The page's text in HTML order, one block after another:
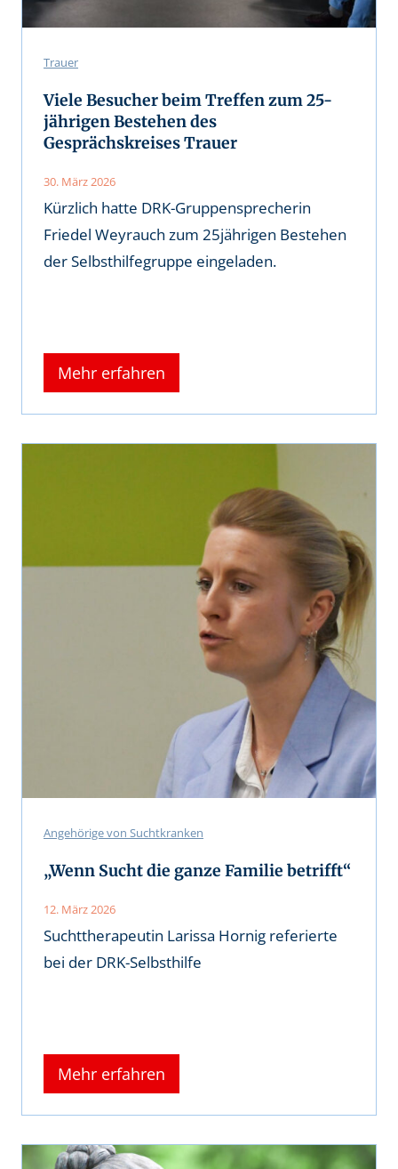
Trauer
Viele Besucher beim Treffen zum 25-
jährigen Bestehen des
Gesprächskreises Trauer
30. März 2026
Kürzlich hatte DRK-Gruppensprecherin
Friedel Weyrauch zum 25jährigen Bestehen
der Selbsthilfegruppe eingeladen.
Mehr erfahren
Angehörige von Suchtkranken
„Wenn Sucht die ganze Familie betrifft“
12. März 2026
Suchttherapeutin Larissa Hornig referierte
bei der DRK-Selbsthilfe
Mehr erfahren